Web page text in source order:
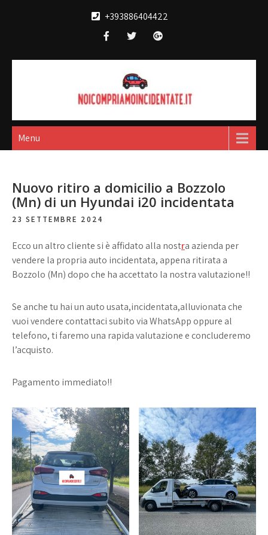
+393886404422
Noi compriamo
incidentate
broker acquisto e vendita automobili
Menu
Nuovo ritiro a domicilio a Bozzolo
(Mn) di un Hyundai i20 incidentata
23 SETTEMBRE 2024
Ecco un altro cliente si è affidato alla nostra azienda per
vendere la propria auto incidentata, appena ritirata a
Bozzolo (Mn) dopo che ha accettato la nostra valutazione!!
Se anche tu hai un auto usata,incidentata,alluvionata che
vuoi vendere contattaci subito via WhatsApp oppure al
telefono, ti faremo una rapida valutazione e concluderemo
l’acquisto.
Pagamento immediato!!